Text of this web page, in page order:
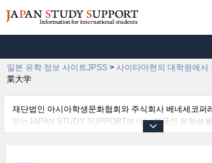
일본 유학 정보 사이트JPSS > 사이타마현의 대학원에서
業大学
재단법인 아시아학생문화협회와 주식회사 베네세코퍼
있는JAPAN STUDY SUPPORT에서는 외국인 유학생
1,300여 개의 대학・대학원・단기대학・전문학교의